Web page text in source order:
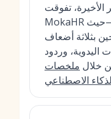
تفوقت
MokaHR باستمرار على المنافسين—حيث
بثلاثة أضعاف
اليدوية، وردود
ملخصات
الاصطناعي